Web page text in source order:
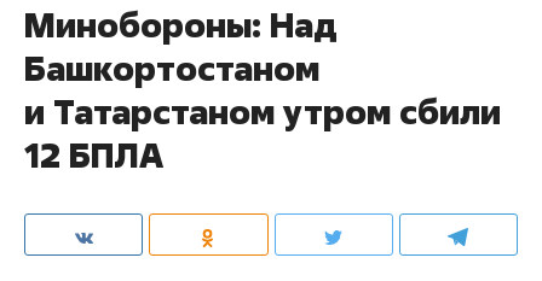
Минобороны: Над
Башкортостаном
и Татарстаном утром сбили
12 БПЛА